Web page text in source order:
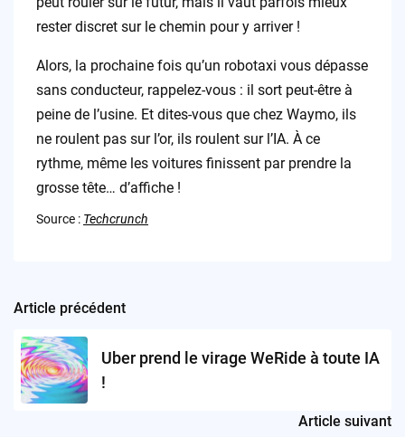
rester discret sur le chemin pour y arriver !
Alors, la prochaine fois qu’un robotaxi vous dépasse
sans conducteur, rappelez-vous : il sort peut-être à
peine de l’usine. Et dites-vous que chez Waymo, ils
ne roulent pas sur l’or, ils roulent sur l’IA. À ce
rythme, même les voitures finissent par prendre la
grosse tête… d’affiche !
Source : Techcrunch
Post
navigation
Article précédent
Uber prend le virage WeRide à toute IA
!
Article suivant